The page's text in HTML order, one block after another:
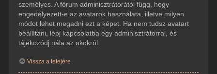
személyes. A fórum adminisztrátorától függ, hogy
engedélyezett-e az avatarok használata, illetve milyen
módot lehet megadni ezt a képet. Ha nem tudsz avatart
beállítani, lépj kapcsolatba egy adminisztrátorral, és
tájékozódj nála az okokról.
Vissza a tetejére